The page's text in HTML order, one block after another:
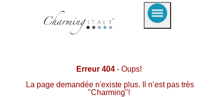
Erreur 404 - Oups!
La page demandée n'existe plus. Il n’est pas très
"Charming"!